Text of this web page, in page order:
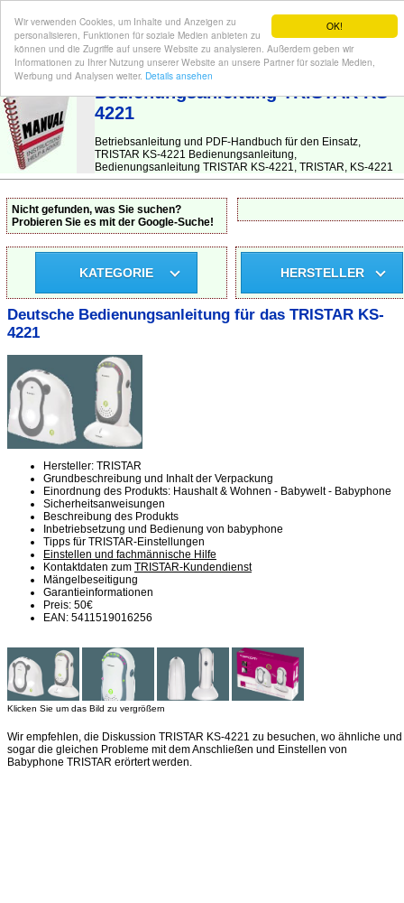
OK!
Wir verwenden Cookies, um Inhalte und Anzeigen zu
personalisieren, Funktionen für soziale Medien anbieten zu
können und die Zugriffe auf unsere Website zu analysieren. Außerdem geben wir
Informationen zu Ihrer Nutzung unserer Website an unsere Partner für soziale Medien,
Werbung und Analysen weiter. Details ansehen
BEDIENUNGSANLEITUNG| Hier finden Sie die deutsche Anleitung!
Bedienungsanleitung TRISTAR KS-
4221
Betriebsanleitung und PDF-Handbuch für den Einsatz,
TRISTAR KS-4221 Bedienungsanleitung,
Bedienungsanleitung TRISTAR KS-4221, TRISTAR, KS-4221
Nicht gefunden, was Sie suchen?
Probieren Sie es mit der Google-Suche!
KATEGORIE HERSTELLER
Deutsche Bedienungsanleitung für das TRISTAR KS-
4221
Hersteller: TRISTAR
Grundbeschreibung und Inhalt der Verpackung
Einordnung des Produkts: Haushalt & Wohnen - Babywelt - Babyphone
Sicherheitsanweisungen
Beschreibung des Produkts
Inbetriebsetzung und Bedienung von babyphone
Tipps für TRISTAR-Einstellungen
Einstellen und fachmännische Hilfe
Kontaktdaten zum TRISTAR-Kundendienst
Mängelbeseitigung
Garantieinformationen
Preis: 50€
EAN: 5411519016256
Klicken Sie um das Bild zu vergrößern
Wir empfehlen, die Diskussion TRISTAR KS-4221 zu besuchen, wo ähnliche und
sogar die gleichen Probleme mit dem Anschließen und Einstellen von
Babyphone TRISTAR erörtert werden.